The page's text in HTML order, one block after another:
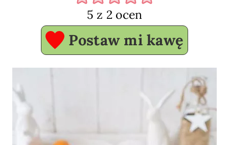
5 z 2 ocen
Postaw mi kawę